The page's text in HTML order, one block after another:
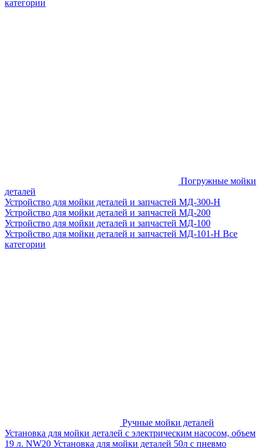
категории
Погружные мойки
деталей
Устройство для мойки деталей и запчастей МД-300-H
Устройство для мойки деталей и запчастей МД-200
Устройство для мойки деталей и запчастей МД-100
Устройство для мойки деталей и запчастей МД-101-Н Все
категории
Ручные мойки деталей
Установка для мойки деталей с электрическим насосом, объем
19 л. NW20 Установка для мойки деталей 50л с пневмо